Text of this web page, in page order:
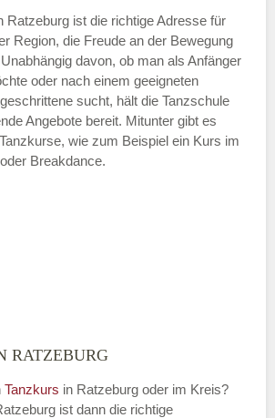
Ratzeburg ist die richtige Adresse für
Region, die Freude an der Bewegung
davon, ob man als Anfänger
oder nach einem geeigneten
sucht, hält die Tanzschule
Angebote bereit. Mitunter gibt es
wie zum Beispiel ein Kurs im
Breakdance.
RATZEBURG
Tanzkurs in Ratzeburg oder im Kreis?
ist dann die richtige